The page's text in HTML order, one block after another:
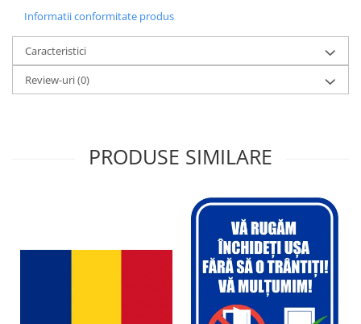
Informatii conformitate produs
Caracteristici
Review-uri(0)
PRODUSE SIMILARE